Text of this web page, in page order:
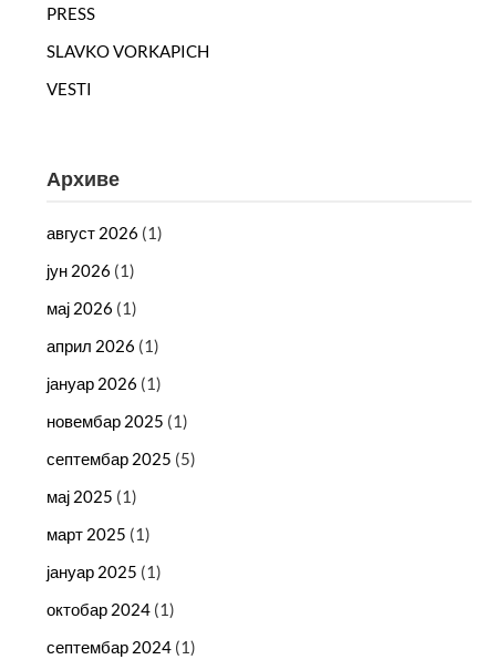
PRESS
SLAVKO VORKAPICH
VESTI
Архиве
август 2026 (1)
јун 2026 (1)
мај 2026 (1)
април 2026 (1)
јануар 2026 (1)
новембар 2025 (1)
септембар 2025 (5)
мај 2025 (1)
март 2025 (1)
јануар 2025 (1)
октобар 2024 (1)
септембар 2024 (1)